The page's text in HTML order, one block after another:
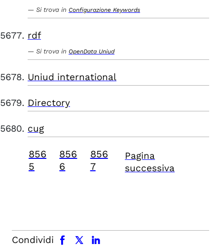
Si trova in Configurazione Keywords
rdf
Si trova in OpenData Uniud
Uniud international
Directory
cug
856
5
856
6
856
7
Pagina
successiva
Condividi
facebook x.com linkedin